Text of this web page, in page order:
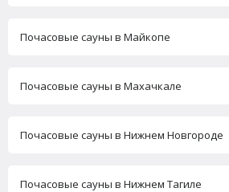
Почасовые сауны в Майкопе
Почасовые сауны в Махачкале
Почасовые сауны в Нижнем Новгороде
Почасовые сауны в Нижнем Тагиле